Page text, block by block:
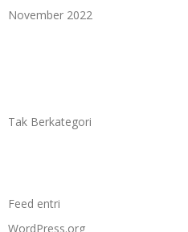
November 2022
Tak Berkategori
Feed entri
WordPress.org